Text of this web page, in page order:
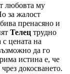
любовта му
за жалост
пренасяно и
Телец трудно
цената на
да го
истина е, че
докосването.